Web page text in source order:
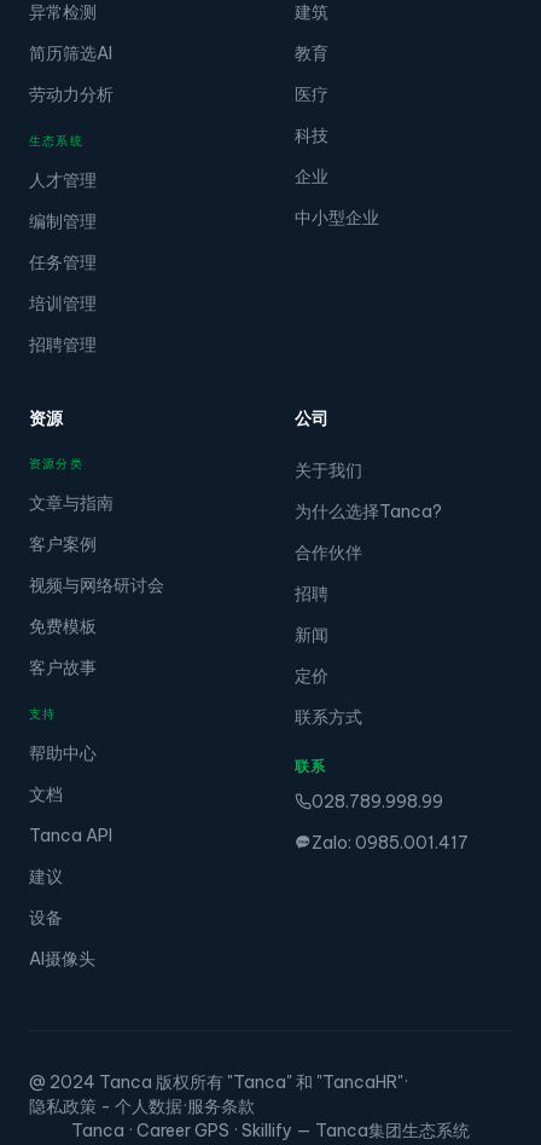
异常检测
简历筛选AI
劳动力分析
生态系统
人才管理
编制管理
任务管理
培训管理
招聘管理
建筑
教育
医疗
科技
企业
中小型企业
资源
资源分类
文章与指南
客户案例
视频与网络研讨会
免费模板
客户故事
支持
帮助中心
文档
Tanca API
建议
设备
AI摄像头
公司
关于我们
为什么选择Tanca?
合作伙伴
招聘
新闻
定价
联系方式
联系
028.789.998.99
Zalo: 0985.001.417
@ 2024 Tanca 版权所有 "Tanca" 和 "TancaHR"·
隐私政策 - 个人数据·服务条款
Tanca · Career GPS · Skillify — Tanca集团生态系统